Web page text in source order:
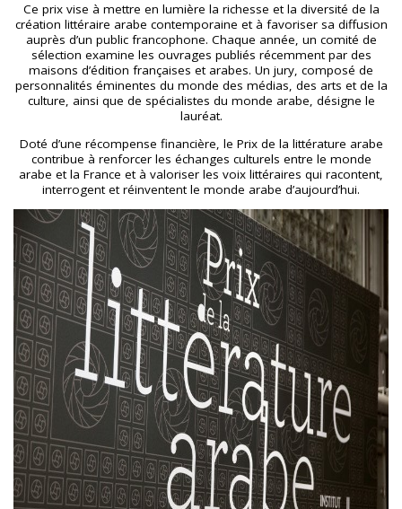
Éditeur
Réinitialiser les filtres
TENTER L'ART POUR SOIGNER
Ce prix vise à mettre en lumière la richesse et la diversité de la
création littéraire arabe contemporaine et à favoriser sa diffusion
auprès d’un public francophone. Chaque année, un comité de
sélection examine les ouvrages publiés récemment par des
maisons d’édition françaises et arabes. Un jury, composé de
personnalités éminentes du monde des médias, des arts et de la
culture, ainsi que de spécialistes du monde arabe, désigne le
lauréat.
Doté d’une récompense financière, le Prix de la littérature arabe
contribue à renforcer les échanges culturels entre le monde
arabe et la France et à valoriser les voix littéraires qui racontent,
interrogent et réinventent le monde arabe d’aujourd’hui.